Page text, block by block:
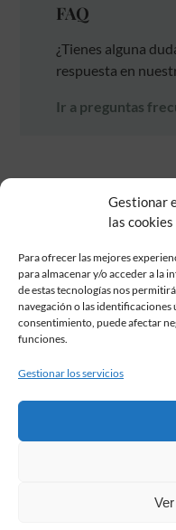
Gestionar
las cookies
Para ofrecer las mejores
para almacenar y/o acceder a la
de estas tecnologías nos
navegación o las identificaciones
consentimiento, puede afectar
funciones.
Gestionar los servicios
FAQ
¿Tienes alguna
respuesta en
Ir a preguntas
Fundación
Calle
2026 Todos los derechos